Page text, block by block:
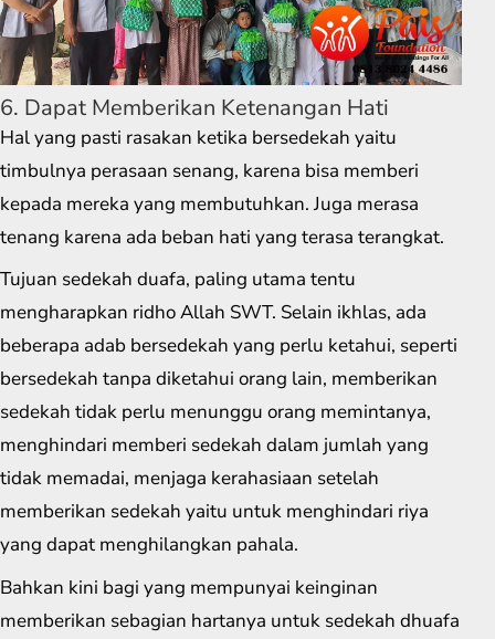
6. Dapat Memberikan Ketenangan Hati
Hal yang pasti rasakan ketika bersedekah yaitu
timbulnya perasaan senang, karena bisa memberi
kepada mereka yang membutuhkan. Juga merasa
tenang karena ada beban hati yang terasa terangkat.
Tujuan sedekah duafa, paling utama tentu
mengharapkan ridho Allah SWT. Selain ikhlas, ada
beberapa adab bersedekah yang perlu ketahui, seperti
bersedekah tanpa diketahui orang lain, memberikan
sedekah tidak perlu menunggu orang memintanya,
menghindari memberi sedekah dalam jumlah yang
tidak memadai, menjaga kerahasiaan setelah
memberikan sedekah yaitu untuk menghindari riya
yang dapat menghilangkan pahala.
Bahkan kini bagi yang mempunyai keinginan
memberikan sebagian hartanya untuk sedekah dhuafa